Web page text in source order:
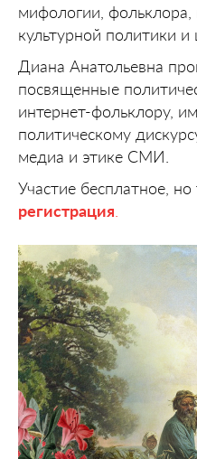
мифологии, фольклора,
культурной политики и
Диана Анатольевна
посвященные
интернет-фольклору,
политическому
медиа и этике СМИ.
Участие бесплатное, но
регистрация